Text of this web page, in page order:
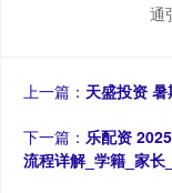
通
上一篇： 天盛投资
下一篇： 乐配资
流程详解_学籍_家长